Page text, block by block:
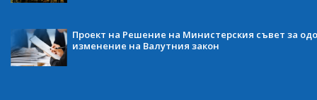
Проект на Решение на Министерския съвет за
изменение на Валутния закон